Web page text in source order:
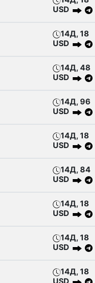
USD
14Д, 18
USD
14Д, 48
USD
14Д, 96
USD
14Д, 18
USD
14Д, 84
USD
14Д, 18
USD
14Д, 18
USD
14Д, 18